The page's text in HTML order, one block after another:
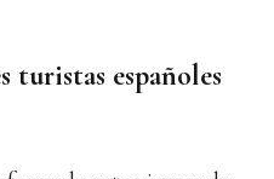
turistas españoles